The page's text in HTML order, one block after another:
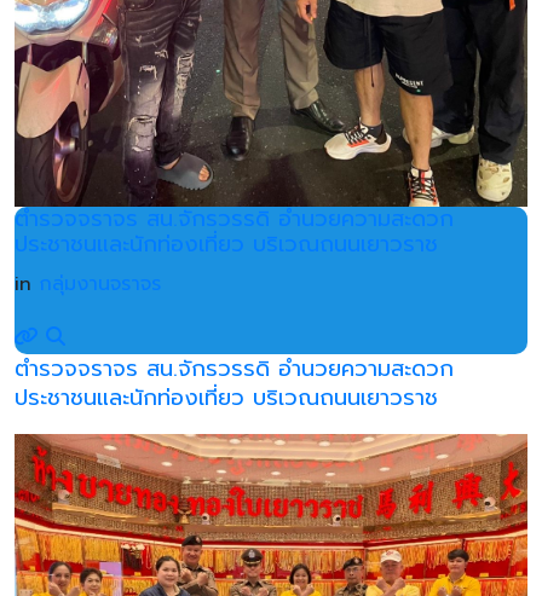
ตำรวจจราจร สน.จักรวรรดิ อำนวยความสะดวก
ประชาชนและนักท่องเที่ยว บริเวณถนนเยาวราช
in กลุ่มงานจราจร
ตำรวจจราจร สน.จักรวรรดิ อำนวยความสะดวก
ประชาชนและนักท่องเที่ยว บริเวณถนนเยาวราช